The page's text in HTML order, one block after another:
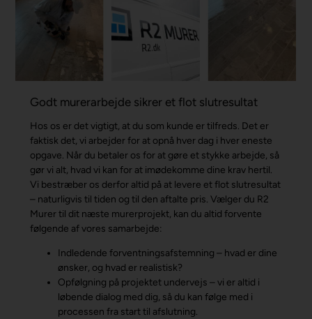
Godt murerarbejde sikrer et flot slutresultat
Hos os er det vigtigt, at du som kunde er tilfreds. Det er
faktisk det, vi arbejder for at opnå hver dag i hver eneste
opgave. Når du betaler os for at gøre et stykke arbejde, så
gør vi alt, hvad vi kan for at imødekomme dine krav hertil.
Vi bestræber os derfor altid på at levere et flot slutresultat
– naturligvis til tiden og til den aftalte pris. Vælger du R2
Murer til dit næste murerprojekt, kan du altid forvente
følgende af vores samarbejde:
Indledende forventningsafstemning – hvad er dine
ønsker, og hvad er realistisk?
Opfølgning på projektet undervejs – vi er altid i
løbende dialog med dig, så du kan følge med i
processen fra start til afslutning.